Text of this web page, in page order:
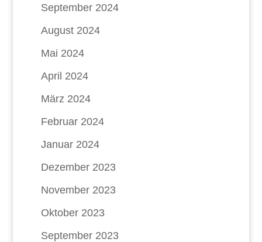
September 2024
August 2024
Mai 2024
April 2024
März 2024
Februar 2024
Januar 2024
Dezember 2023
November 2023
Oktober 2023
September 2023